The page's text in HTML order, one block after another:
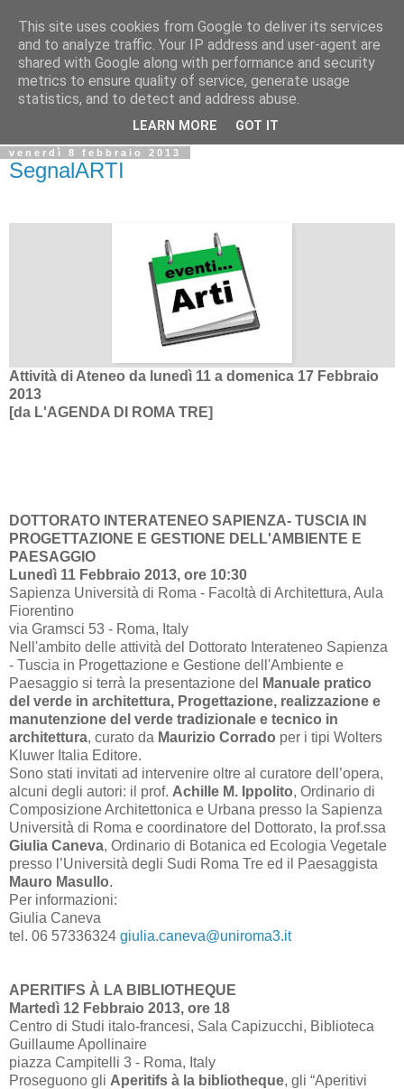
Biblio@rti in
Il Blog della Biblioteca di Area delle arti per condividere
informazioni iniziative incontri
venerdì 8 febbraio 2013
SegnalARTI
Attività di Ateneo da lunedì 11 a domenica 17 Febbraio
2013
[da L'AGENDA DI ROMA TRE]
DOTTORATO INTERATENEO SAPIENZA- TUSCIA IN
PROGETTAZIONE E GESTIONE DELL'AMBIENTE E
PAESAGGIO
Lunedì 11 Febbraio 2013, ore 10:30
Sapienza Università di Roma - Facoltà di Architettura, Aula
Fiorentino
via Gramsci 53 - Roma, Italy
Nell'ambito delle attività del Dottorato Interateneo Sapienza
- Tuscia in Progettazione e Gestione dell'Ambiente e
Paesaggio si terrà la presentazione del
Manuale pratico
del verde in architettura, Progettazione, realizzazione e
manutenzione del verde tradizionale e tecnico in
architettura, curato da Maurizio Corrado per i tipi Wolters
Kluwer Italia Editore.
Sono stati invitati ad intervenire oltre al curatore dell’opera,
alcuni degli autori: il prof. Achille M. Ippolito, Ordinario di
Composizione Architettonica e Urbana presso la Sapienza
Università di Roma e coordinatore del Dottorato, la prof.ssa
Giulia Caneva, Ordinario di Botanica ed Ecologia Vegetale
presso l’Università degli Sudi Roma Tre ed il Paesaggista
Mauro Masullo.
Per informazioni:
Giulia Caneva
tel. 06 57336324 giulia.caneva@uniroma3.it
APERITIFS À LA BIBLIOTHEQUE
Martedì 12 Febbraio 2013, ore 18
Centro di Studi italo-francesi, Sala Capizucchi, Biblioteca
Guillaume Apollinaire
piazza Campitelli 3 - Roma, Italy
Proseguono gli Aperitifs à la bibliotheque, gli “Aperitivi
This site uses cookies from Google to deliver its services
and to analyze traffic. Your IP address and user-agent are
shared with Google along with performance and security
metrics to ensure quality of service, generate usage
statistics, and to detect and address abuse.
LEARN MORE GOT IT